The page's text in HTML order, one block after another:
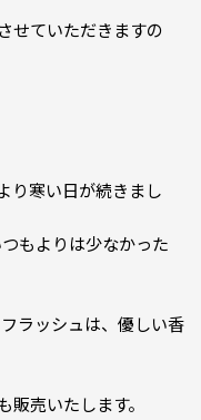
せていただきますの
り寒い日が続きまし
もよりは少なかった
ラッシュは、優しい香
売いたします。